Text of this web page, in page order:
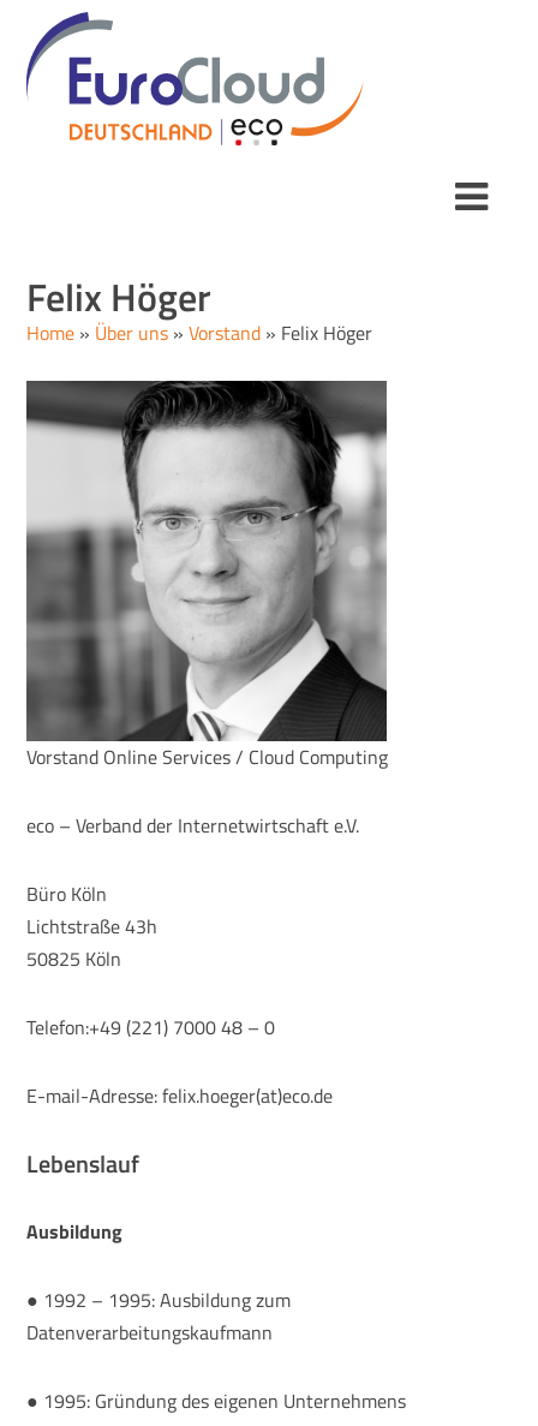
Felix Höger
Home » Über uns »Vorstand » Felix Höger
Vorstand Online Services / Cloud Computing
eco – Verband der Internetwirtschaft e.V.
Büro Köln
Lichtstraße 43h
50825 Köln
Telefon:+49 (221) 7000 48 – 0
E-mail-Adresse: felix.hoeger(at)eco.de
Lebenslauf
Ausbildung
● 1992 – 1995: Ausbildung zum
Datenverarbeitungskaufmann
● 1995: Gründung des eigenen Unternehmens